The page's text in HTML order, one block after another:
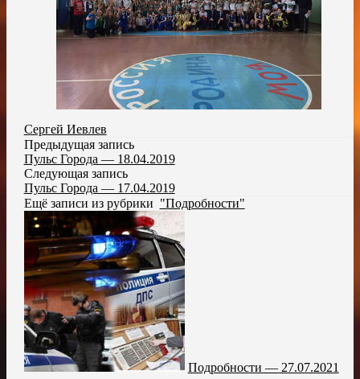
Сергей Иевлев
Предыдущая запись
Пульс Города — 18.04.2019
Следующая запись
Пульс Города — 17.04.2019
Ещё записи из рубрики "Подробности"
Подробности — 27.07.2021